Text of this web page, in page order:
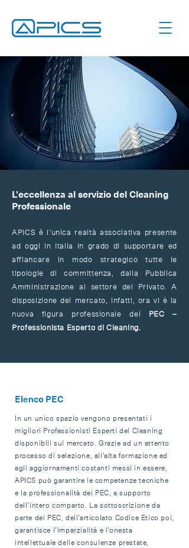
L'eccellenza al servizio del Cleaning
Professionale
APICS è l’unica realtà associativa presente
ad oggi in Italia in grado di supportare ed
affiancare in modo strategico tutte le
tipologie di committenza, dalla Pubblica
Amministrazione al settore del Privato. A
disposizione del mercato, infatti, ora vi è la
nuova figura professionale del PEC –
Professionista Esperto di Cleaning.
Elenco PEC
In un unico spazio vengono presentati i
migliori Professionisti Esperti del Cleaning
disponibili sul mercato. Grazie ad un attento
processo di selezione, all’alta formazione ed
agli aggiornamenti costanti messi in essere,
APICS può garantire le competenze tecniche
e la professionalità dei PEC, a supporto
dell’intero comparto. La sottoscrizione da
parte dei PEC, dell’articolato Codice Etico poi,
garantisce l’imparzialità e l’onesta
intellettuale delle consulenze prestate,